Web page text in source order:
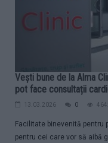
Vești bune de la Alma
pot face consultații
13.03.2026 0
Facilitate binevenită pentru
pentru cei care vor să aibă